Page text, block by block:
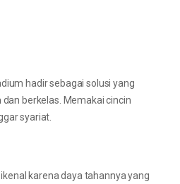
hadir sebagai solusi yang
berkelas. Memakai cincin
syariat.
karena daya tahannya yang